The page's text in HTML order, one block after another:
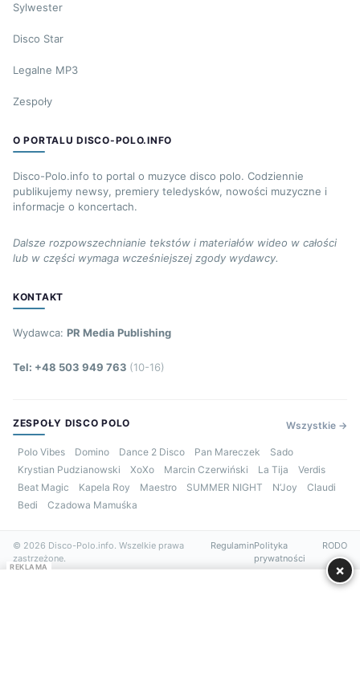
Sylwester
Disco Star
Legalne MP3
Zespoły
O PORTALU DISCO-POLO.INFO
Disco-Polo.info to portal o muzyce disco polo. Codziennie
publikujemy newsy, premiery teledysków, nowości muzyczne i
informacje o koncertach.
Dalsze rozpowszechnianie tekstów i materiałów wideo w całości
lub w części wymaga wcześniejszej zgody wydawcy.
KONTAKT
Wydawca: PR Media Publishing
Tel: +48 503 949 763 (10-16)
ZESPOŁY DISCO POLO Wszystkie →
Polo Vibes Domino Dance 2 Disco Pan Mareczek
Sado
Krystian Pudzianowski
XoXo Marcin Czerwiński La Tija
Verdis
Beat Magic
Kapela Roy Maestro SUMMER NIGHT N’Joy
Claudi
Bedi
Czadowa Mamuśka
© 2026 Disco-Polo.info. Wszelkie prawa
zastrzeżone.
RegulaminPolityka
prywatności
RODO
REKLAMA ×